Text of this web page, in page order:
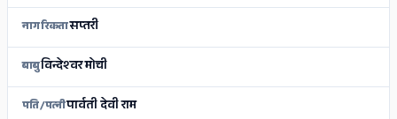
नागरिकतासप्तरी
बाबुविन्‍देश्‍वर मोची
पति/पत्नीपार्वती देवी राम